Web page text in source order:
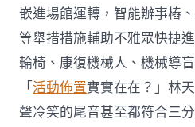
嵌進場館運轉，智能辦事樁
等舉措措施輔助不雅眾快捷
輪椅、康復機械人、機械導
「活動佈置實實在在？」林
聲冷笑的尾音甚至都符合三